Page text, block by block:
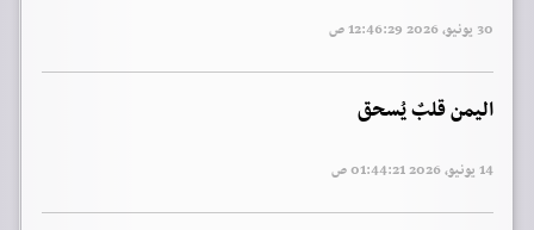
30 يونيو, 2026 12:46:29 ص
اليمن قلبٌ يُسحق
14 يونيو, 2026 01:44:21 ص